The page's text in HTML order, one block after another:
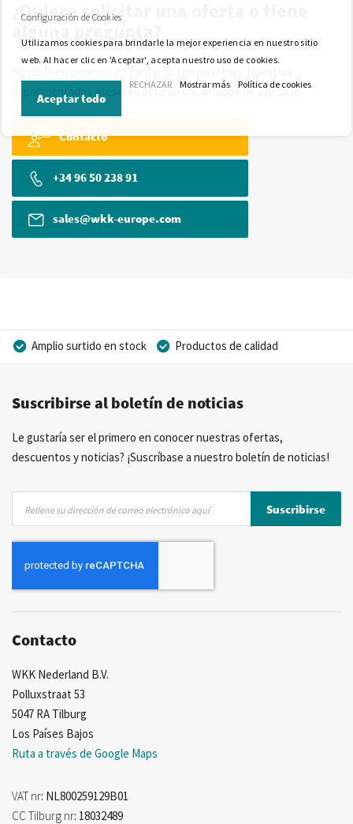
¿Quiere solicitar una oferta o tiene
alguna pregunta?
experimentados asesores estarán encantados de ayudarle.
Contacto
+34 96 50 238 91
sales@wkk-europe.com
Amplio surtido en stock
Productos de calidad
Asesoramiento personal
Más de 40 años de experiencia
Posibilidad de crear marca privada
Suscribirse al boletín de noticias
Le gustaría ser el primero en conocer nuestras ofertas,
descuentos y noticias? ¡Suscríbase a nuestro boletín de noticias!
nuestro
boletín
Suscribirse
Contacto
WKK Nederland B.V.
Polluxstraat 53
5047 RA Tilburg
Los Países Bajos
Ruta a través de Google Maps
VAT nr: NL800259129B01
CC Tilburg nr: 18032489
Configuración de Cookies
Utilizamos cookies para brindarle la mejor experiencia en nuestro sitio
web. Al hacer clic en 'Aceptar', acepta nuestro uso de cookies.
Aceptar todo
RECHAZAR Mostrar más Política de cookies